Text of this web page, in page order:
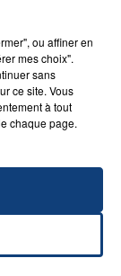
qui a
ses
ou affiner en
mes choix".
sans
ce site. Vous
à tout
chaque page.